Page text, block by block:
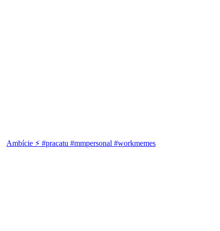
Ambície ⚡ #pracatu #mmpersonal #workmemes